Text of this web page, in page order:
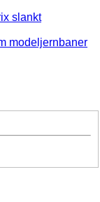
slankt
modeljernbaner